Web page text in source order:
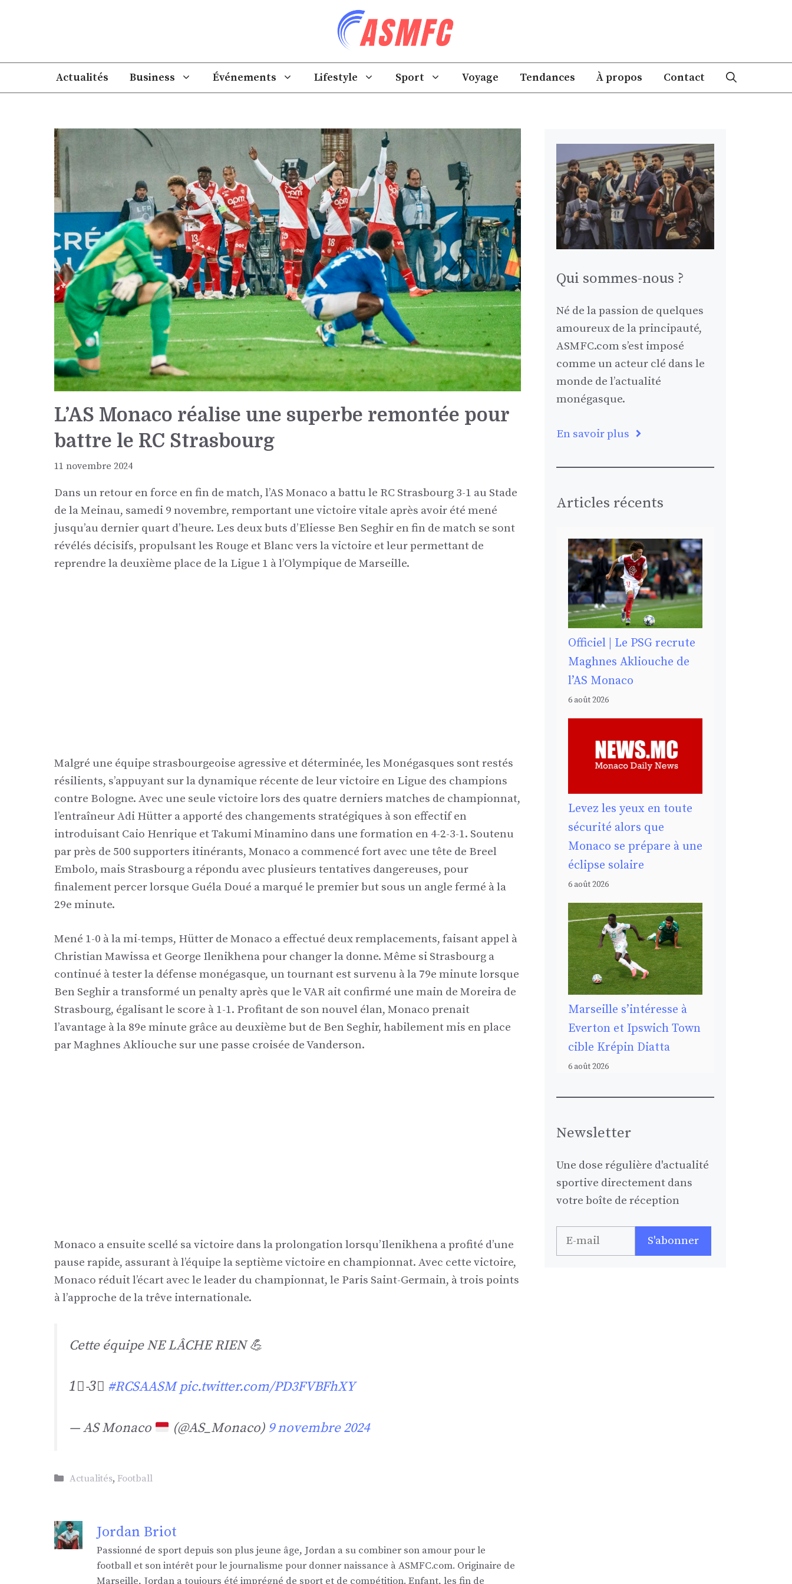
Actualités Business Événements Lifestyle Sport Voyage Tendances À propos Contact
L’AS Monaco réalise une superbe remontée pour
battre le RC Strasbourg
11 novembre 2024
Dans un retour en force en fin de match, l’AS Monaco a battu le RC Strasbourg 3-1 au Stade
de la Meinau, samedi 9 novembre, remportant une victoire vitale après avoir été mené
jusqu’au dernier quart d’heure. Les deux buts d’Eliesse Ben Seghir en fin de match se sont
révélés décisifs, propulsant les Rouge et Blanc vers la victoire et leur permettant de
reprendre la deuxième place de la Ligue 1 à l’Olympique de Marseille.
Malgré une équipe strasbourgeoise agressive et déterminée, les Monégasques sont restés
résilients, s’appuyant sur la dynamique récente de leur victoire en Ligue des champions
contre Bologne. Avec une seule victoire lors des quatre derniers matches de championnat,
l’entraîneur Adi Hütter a apporté des changements stratégiques à son effectif en
introduisant Caio Henrique et Takumi Minamino dans une formation en 4-2-3-1. Soutenu
par près de 500 supporters itinérants, Monaco a commencé fort avec une tête de Breel
Embolo, mais Strasbourg a répondu avec plusieurs tentatives dangereuses, pour
finalement percer lorsque Guéla Doué a marqué le premier but sous un angle fermé à la
29e minute.
Mené 1-0 à la mi-temps, Hütter de Monaco a effectué deux remplacements, faisant appel à
Christian Mawissa et George Ilenikhena pour changer la donne. Même si Strasbourg a
continué à tester la défense monégasque, un tournant est survenu à la 79e minute lorsque
Ben Seghir a transformé un penalty après que le VAR ait confirmé une main de Moreira de
Strasbourg, égalisant le score à 1-1. Profitant de son nouvel élan, Monaco prenait
l’avantage à la 89e minute grâce au deuxième but de Ben Seghir, habilement mis en place
par Maghnes Akliouche sur une passe croisée de Vanderson.
Monaco a ensuite scellé sa victoire dans la prolongation lorsqu’Ilenikhena a profité d’une
pause rapide, assurant à l’équipe la septième victoire en championnat. Avec cette victoire,
Monaco réduit l’écart avec le leader du championnat, le Paris Saint-Germain, à trois points
à l’approche de la trêve internationale.
Cette équipe NE LÂCHE RIEN 💪
1⃣-3⃣ #RCSAASM pic.twitter.com/PD3FVBFhXY
— AS Monaco (@AS_Monaco) 9 novembre 2024
Catégories
Actualités, Football
Jordan Briot
Passionné de sport depuis son plus jeune âge, Jordan a su combiner son amour pour le
football et son intérêt pour le journalisme pour donner naissance à ASMFC.com. Originaire de
Marseille, Jordan a toujours été imprégné de sport et de compétition. Enfant, les fin de
Qui sommes-nous ?
Né de la passion de quelques
amoureux de la principauté,
ASMFC.com s’est imposé
comme un acteur clé dans le
monde de l’actualité
monégasque.
En savoir plus
Articles récents
Officiel | Le PSG recrute
Maghnes Akliouche de
l’AS Monaco
6 août 2026
Levez les yeux en toute
sécurité alors que
Monaco se prépare à une
éclipse solaire
6 août 2026
Marseille s’intéresse à
Everton et Ipswich Town
cible Krépin Diatta
6 août 2026
Newsletter
Une dose régulière d'actualité
sportive directement dans
votre boîte de réception